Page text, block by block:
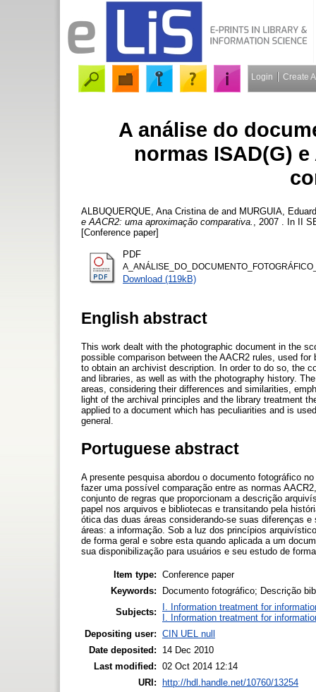
Login Create
A análise do
normas ISAD(G)
ALBUQUERQUE, Ana Cristina de and MURGUIA,
e AACR2: uma aproximação comparativa.
, 2007 . In II
[Conference paper]
PDF
Download (119kB)
English abstract
This work dealt with the photographic document in the
possible comparison between the AACR2 rules, used
to obtain an archivist description. In order to do so, the
and libraries, as well as with the photography history.
areas, considering their differences and similarities,
light of the archival principles and the library treatment
applied to a document which has peculiarities and is
general.
Portuguese abstract
A presente pesquisa abordou o documento fotográfico
fazer uma possível comparação entre as normas
conjunto de regras que proporcionam a descrição
papel nos arquivos e bibliotecas e transitando pela
ótica das duas áreas considerando-se suas diferenças
áreas: a informação. Sob a luz dos princípios
de forma geral e sobre esta quando aplicada a um
sua disponibilização para usuários e seu estudo de
Item type: Conference paper
Keywords:
Documento fotográfico; Descrição
Subjects:
I. Information treatment for
I. Information treatment for
Depositing user: CIN UEL null
Date deposited:
14 Dec 2010
Last modified: 02 Oct 2014 12:14
URI:
http://hdl.handle.net/10760/13254